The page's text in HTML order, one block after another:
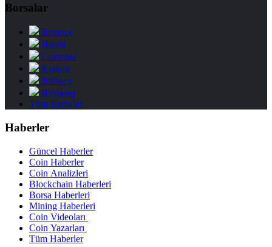
Borsalar
Binance
Huobi
Coinbase
Kraken
Bitfinex
Bitstamp
Tüm Borsalar
Haberler
Güncel Haberler
Coin Haberler
Coin Analizleri
Blockchain Haberleri
Borsa Haberleri
Mining Haberleri
Coin Videoları
Coin Yazarları
Tüm Haberler